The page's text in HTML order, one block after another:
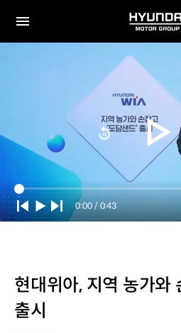
전체
HYUNDAI
MOTOR
GROUP
Current
Time
0:00 / Duration
0:43
현대위아, 지역 농가와
출시